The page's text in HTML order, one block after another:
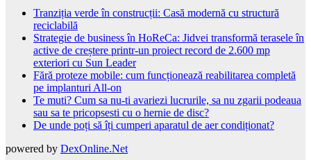
Tranziția verde în construcții: Casă modernă cu structură
reciclabilă
Strategie de business în HoReCa: Jidvei transformă terasele în
active de creștere printr-un proiect record de 2.600 mp
exteriori cu Sun Leader
Fără proteze mobile: cum funcționează reabilitarea completă
pe implanturi All-on
Te muti? Cum sa nu-ti avariezi lucrurile, sa nu zgarii podeaua
sau sa te pricopsesti cu o hernie de disc?
De unde poți să îți cumperi aparatul de aer condiționat?
powered by DexOnline.Net